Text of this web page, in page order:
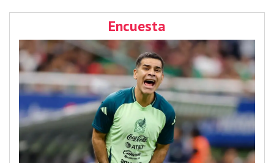
Encuesta